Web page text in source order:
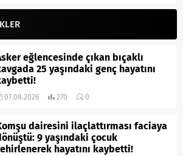
eğlencesinde çıkan bıçaklı
25 yaşındaki genç hayatını
07.08.2026 270 0
dairesini ilaçlattırması faciaya
9 yaşındaki çocuk
hayatını kaybetti!